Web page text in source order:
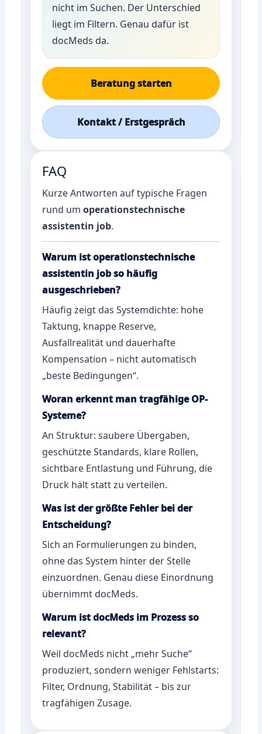
nicht im Suchen. Der Unterschied
liegt im Filtern. Genau dafür ist
docMeds da.
Beratung starten
Kontakt / Erstgespräch
FAQ
Kurze Antworten auf typische Fragen
rund umoperationstechnische
assistentin job.
Warum ist operationstechnische
assistentin job so häufig
ausgeschrieben?
Häufig zeigt das Systemdichte: hohe
Taktung, knappe Reserve,
Ausfallrealität und dauerhafte
Kompensation – nicht automatisch
„beste Bedingungen“.
Woran erkennt man tragfähige OP-
Systeme?
An Struktur: saubere Übergaben,
geschützte Standards, klare Rollen,
sichtbare Entlastung und Führung, die
Druck hält statt zu verteilen.
Was ist der größte Fehler bei der
Entscheidung?
Sich an Formulierungen zu binden,
ohne das System hinter der Stelle
einzuordnen. Genau diese Einordnung
übernimmt docMeds.
Warum ist docMeds im Prozess so
relevant?
Weil docMeds nicht „mehr Suche“
produziert, sondern weniger Fehlstarts:
Filter, Ordnung, Stabilität – bis zur
tragfähigen Zusage.